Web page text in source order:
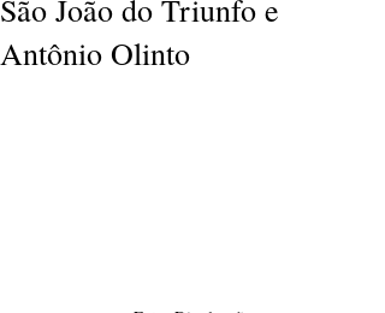
São João do Triunfo e
Antônio Olinto